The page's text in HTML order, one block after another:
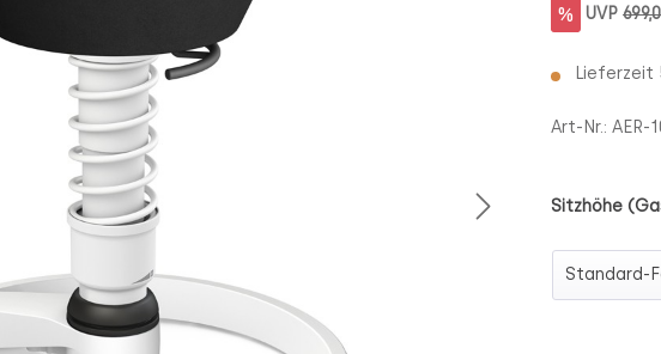
% UVP
Lieferzeit
Art-Nr.: AER-
Sitzhöhe
Sitzhöhe